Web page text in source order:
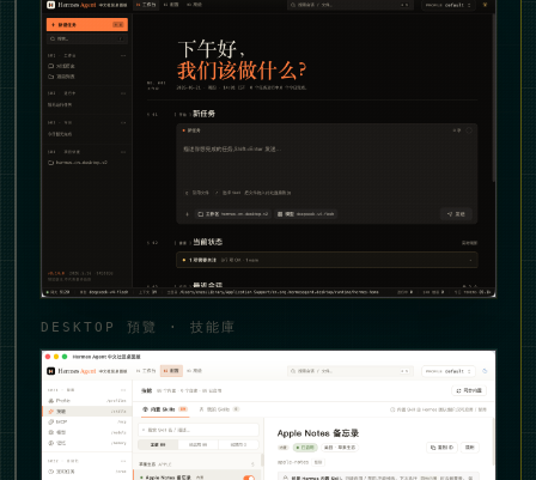
DESKTOP 預覽 · 技能庫